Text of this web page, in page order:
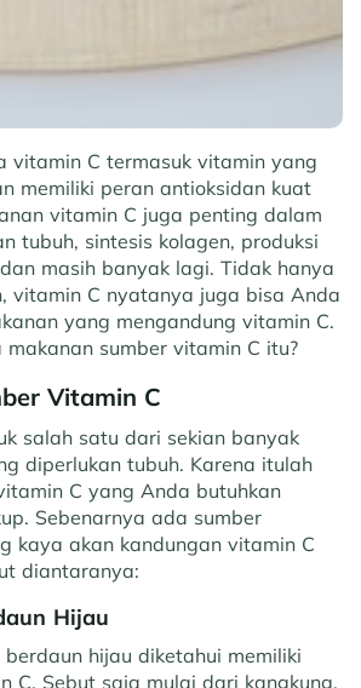
vitamin C termasuk vitamin yang
memiliki peran antioksidan kuat
vitamin C juga penting dalam
tubuh, sintesis kolagen, produksi
masih banyak lagi. Tidak hanya
vitamin C nyatanya juga bisa Anda
yang mengandung vitamin C.
sumber vitamin C itu?
Vitamin C
salah satu dari sekian banyak
diperlukan tubuh. Karena itulah
C yang Anda butuhkan
Sebenarnya ada sumber
kaya akan kandungan vitamin C
diantaranya:
Hijau
berdaun hijau diketahui memiliki
C. Sebut saja mulai dari kangkung,